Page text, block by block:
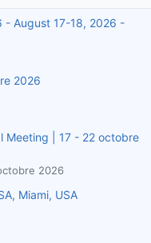
- August 17-18, 2026 -
2026
Meeting | 17 - 22 octobre
2026
Miami, USA